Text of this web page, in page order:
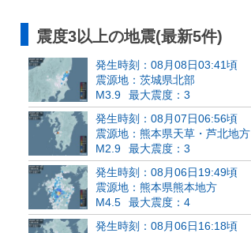
震度3以上の地震(最新5件)
発生時刻：08月08日03:41頃
震源地：茨城県北部
M3.9
最大震度：3
発生時刻：08月07日06:56頃
震源地：熊本県天草・芦北地方
M2.9
最大震度：3
発生時刻：08月06日19:49頃
震源地：熊本県熊本地方
M4.5
最大震度：4
発生時刻：08月06日16:18頃